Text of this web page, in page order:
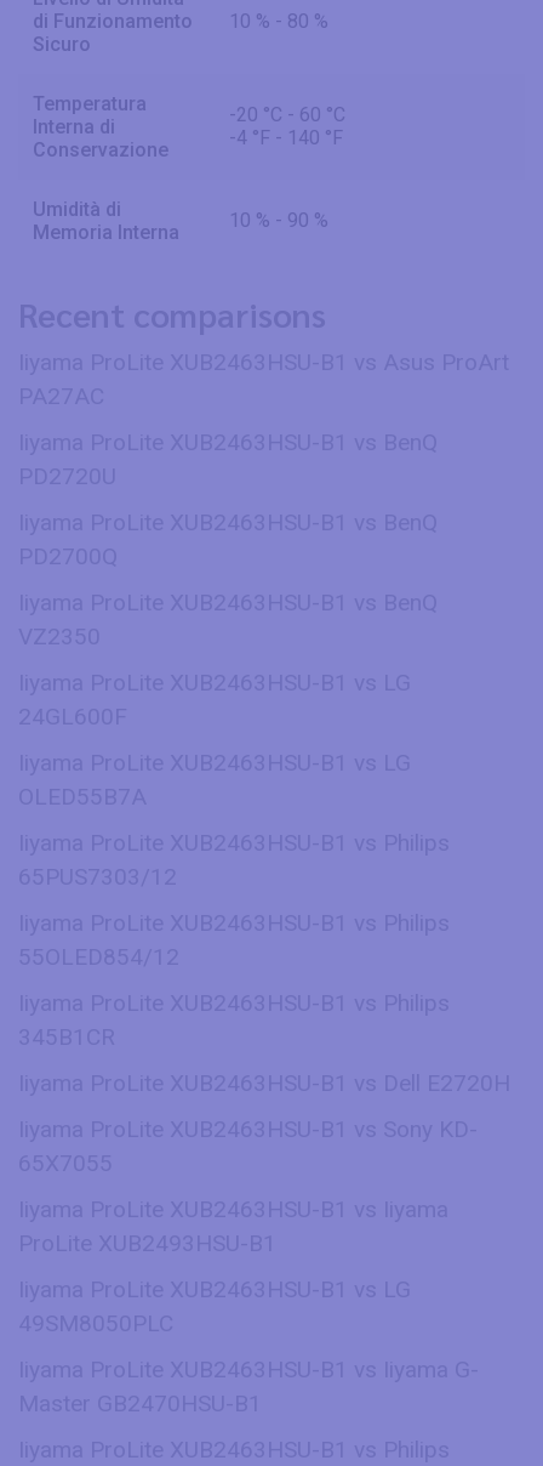
di Funzionamento
Sicuro
10 % - 80 %
Temperatura
Interna di
Conservazione
-20 °C - 60 °C
-4 °F - 140 °F
Umidità di
Memoria Interna
10 % - 90 %
Recent comparisons